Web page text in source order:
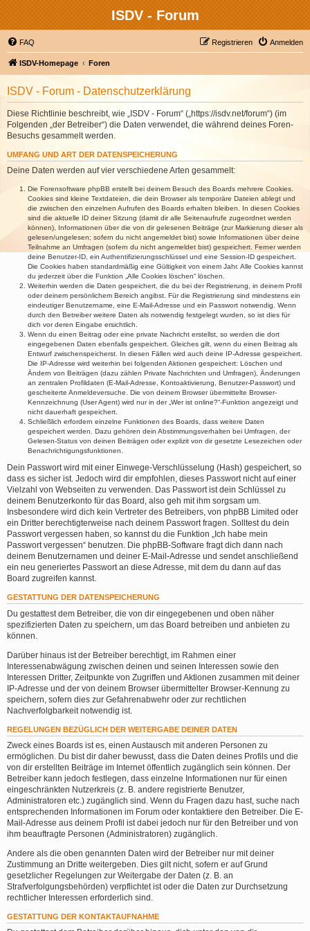
ISDV - Forum
FAQ Anmelden
Registrieren
ISDV-Homepage Foren
ISDV - Forum - Datenschutzerklärung
Diese Richtlinie beschreibt, wie „ISDV - Forum“ („https://isdv.net/forum“) (im
Folgenden „der Betreiber“) die Daten verwendet, die während deines Foren-
Besuchs gesammelt werden.
UMFANG UND ART DER DATENSPEICHERUNG
Deine Daten werden auf vier verschiedene Arten gesammelt:
Die Forensoftware phpBB erstellt bei deinem Besuch des Boards mehrere Cookies.
Cookies sind kleine Textdateien, die dein Browser als temporäre Dateien ablegt und
die zwischen den einzelnen Aufrufen des Boards erhalten bleiben. In diesen Cookies
sind die aktuelle ID deiner Sitzung (damit dir alle Seitenaufrufe zugeordnet werden
können), Informationen über die von dir gelesenen Beiträge (zur Markierung dieser als
gelesen/ungelesen; sofern du nicht angemeldet bist) sowie Informationen über deine
Teilnahme an Umfragen (sofern du nicht angemeldet bist) gespeichert. Ferner werden
deine Benutzer-ID, ein Authentifizierungsschlüssel und eine Session-ID gespeichert.
Die Cookies haben standardmäßig eine Gültigkeit von einem Jahr. Alle Cookies kannst
du jederzeit über die Funktion „Alle Cookies löschen“ löschen.
Weiterhin werden die Daten gespeichert, die du bei der Registrierung, in deinem Profil
oder deinem persönlichem Bereich angibst. Für die Registrierung sind mindestens ein
eindeutiger Benutzername, eine E-Mail-Adresse und ein Passwort notwendig. Wenn
durch den Betreiber weitere Daten als notwendig festgelegt wurden, so ist dies für
dich vor deren Eingabe ersichtlich.
Wenn du einen Beitrag oder eine private Nachricht erstellst, so werden die dort
eingegebenen Daten ebenfalls gespeichert. Gleiches gilt, wenn du einen Beitrag als
Entwurf zwischenspeicherst. In diesen Fällen wird auch deine IP-Adresse gespeichert.
Die IP-Adresse wird weiterhin bei folgenden Aktionen gespeichert: Löschen und
Ändern von Beiträgen (dazu zählen Private Nachrichten und Umfragen), Änderungen
an zentralen Profildaten (E-Mail-Adresse, Kontoaktivierung, Benutzer-Passwort) und
gescheiterte Anmeldeversuche. Die von deinem Browser übermittelte Browser-
Kennzeichnung (User Agent) wird nur in der „Wer ist online?“-Funktion angezeigt und
nicht dauerhaft gespeichert.
Schließlich erfordern einzelne Funktionen des Boards, dass weitere Daten
gespeichert werden. Dazu gehören dein Abstimmungsverhalten bei Umfragen, der
Gelesen-Status von deinen Beiträgen oder explizit von dir gesetzte Lesezeichen oder
Benachrichtigungsfunktionen.
Dein Passwort wird mit einer Einwege-Verschlüsselung (Hash) gespeichert, so
dass es sicher ist. Jedoch wird dir empfohlen, dieses Passwort nicht auf einer
Vielzahl von Webseiten zu verwenden. Das Passwort ist dein Schlüssel zu
deinem Benutzerkonto für das Board, also geh mit ihm sorgsam um.
Insbesondere wird dich kein Vertreter des Betreibers, von phpBB Limited oder
ein Dritter berechtigterweise nach deinem Passwort fragen. Solltest du dein
Passwort vergessen haben, so kannst du die Funktion „Ich habe mein
Passwort vergessen“ benutzen. Die phpBB-Software fragt dich dann nach
deinem Benutzernamen und deiner E-Mail-Adresse und sendet anschließend
ein neu generiertes Passwort an diese Adresse, mit dem du dann auf das
Board zugreifen kannst.
GESTATTUNG DER DATENSPEICHERUNG
Du gestattest dem Betreiber, die von dir eingegebenen und oben näher
spezifizierten Daten zu speichern, um das Board betreiben und anbieten zu
können.
Darüber hinaus ist der Betreiber berechtigt, im Rahmen einer
Interessenabwägung zwischen deinen und seinen Interessen sowie den
Interessen Dritter, Zeitpunkte von Zugriffen und Aktionen zusammen mit deiner
IP-Adresse und der von deinem Browser übermittelter Browser-Kennung zu
speichern, sofern dies zur Gefahrenabwehr oder zur rechtlichen
Nachverfolgbarkeit notwendig ist.
REGELUNGEN BEZÜGLICH DER WEITERGABE DEINER DATEN
Zweck eines Boards ist es, einen Austausch mit anderen Personen zu
ermöglichen. Du bist dir daher bewusst, dass die Daten deines Profils und die
von dir erstellten Beiträge im Internet öffentlich zugänglich sein können. Der
Betreiber kann jedoch festlegen, dass einzelne Informationen nur für einen
eingeschränkten Nutzerkreis (z. B. andere registrierte Benutzer,
Administratoren etc.) zugänglich sind. Wenn du Fragen dazu hast, suche nach
entsprechenden Informationen im Forum oder kontaktiere den Betreiber. Die E-
Mail-Adresse aus deinem Profil ist dabei jedoch nur für den Betreiber und von
ihm beauftragte Personen (Administratoren) zugänglich.
Andere als die oben genannten Daten wird der Betreiber nur mit deiner
Zustimmung an Dritte weitergeben. Dies gilt nicht, sofern er auf Grund
gesetzlicher Regelungen zur Weitergabe der Daten (z. B. an
Strafverfolgungsbehörden) verpflichtet ist oder die Daten zur Durchsetzung
rechtlicher Interessen erforderlich sind.
GESTATTUNG DER KONTAKTAUFNAHME